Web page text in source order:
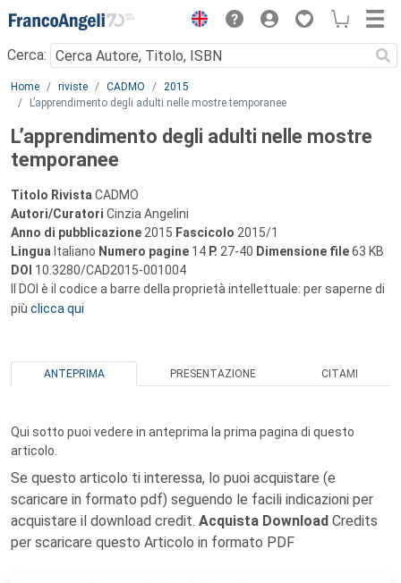
Menu
Cerca:
Main content
Home riviste CADMO
2015
L’apprendimento degli adulti nelle mostre temporanee
L’apprendimento degli adulti nelle mostre
temporanee
Titolo Rivista CADMO
Autori/Curatori Cinzia Angelini
Anno di pubblicazione 2015 Fascicolo 2015/1
Lingua Italiano Numero pagine 14 P. 27-40 Dimensione file63 KB
DOI 10.3280/CAD2015-001004
Il DOI è il codice a barre della proprietà intellettuale: per saperne di
più clicca qui
ANTEPRIMA PRESENTAZIONE CITAMI
Qui sotto puoi vedere in anteprima la prima pagina di questo
articolo.
Se questo articolo ti interessa, lo puoi acquistare (e
scaricare in formato pdf) seguendo le facili indicazioni per
acquistare il download credit. Acquista Download Credits
per scaricare questo Articolo in formato PDF